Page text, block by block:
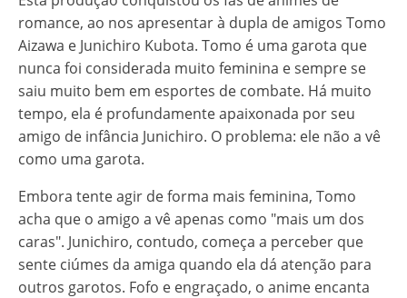
romance, ao nos apresentar à dupla de amigos Tomo
Aizawa e Junichiro Kubota. Tomo é uma garota que
nunca foi considerada muito feminina e sempre se
saiu muito bem em esportes de combate. Há muito
tempo, ela é profundamente apaixonada por seu
amigo de infância Junichiro. O problema: ele não a vê
como uma garota.
Embora tente agir de forma mais feminina, Tomo
acha que o amigo a vê apenas como "mais um dos
caras". Junichiro, contudo, começa a perceber que
sente ciúmes da amiga quando ela dá atenção para
outros garotos. Fofo e engraçado, o anime encanta